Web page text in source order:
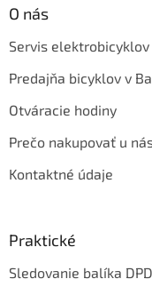
O nás
Servis elektrobicyklov
Predajňa bicyklov v
Otváracie hodiny
Prečo nakupovať u
Kontaktné údaje
Praktické
Sledovanie balíka DPD